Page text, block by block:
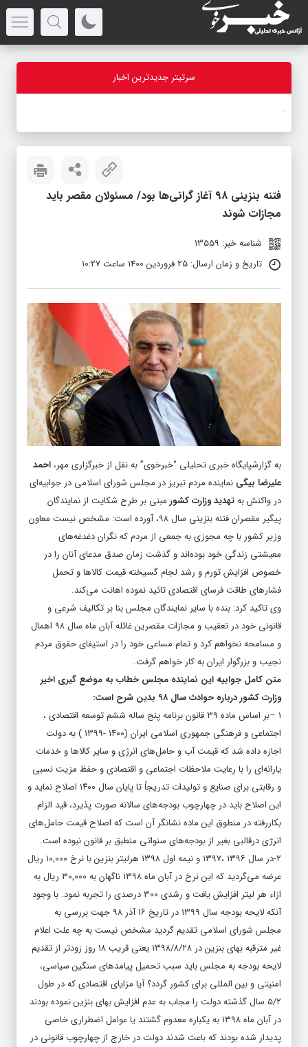
سرتیتر جدیدترین اخبار
با
فتنه بنزینی ۹۸ آغاز گرانی‌ها بود/ مسئولان مقصر باید
مجازات شوند
شناسه خبر: 13559
تاریخ و زمان ارسال: 25 فروردین 1400 ساعت 10:27
به گزارشپایگاه خبری تحلیلی “خبرخوی” به نقل از خبرگزاری مهر، احمد
علیرضا بیگی نماینده مردم تبریز در مجلس شورای اسلامی در جوابیه‌ای
در واکنش بهتهدید وزارت کشور مبنی بر طرح شکایت از نمایندگان
پیگیر مقصران فتنه بنزینی سال ۹۸، آورده است: مشخص نیست معاون
وزیر کشور با چه مجوزی به جمعی از مردم که نگران دغدغه‌های
معیشتی زندگی خود بوده‌اند و گذشت زمان صدق مدعای آنان را در
خصوص افزایش تورم و رشد لجام گسیخته قیمت کالاها و تحمل
فشارهای طاقت فرسای اقتصادی تائید نموده اهانت می‌کند.
وی تاکید کرد: بنده با سایر نمایندگان مجلس بنا بر تکالیف شرعی و
قانونی خود در تعقیب و مجازات مقصرین غائله آبان ماه سال ۹۸ اهمال
و مسامحه نخواهم کرد و تمام مساعی خود را در استیفای حقوق مردم
نجیب و بزرگوار ایران به کار خواهم گرفت.
متن کامل جوابیه این نماینده مجلس خطاب به موضع گیری اخیر
وزارت کشور درباره حوادث سال ۹۸ بدین شرح است:
۱ –بر اساس ماده ۳۹ قانون برنامه پنج ساله ششم توسعه اقتصادی ،
اجتماعی و فرهنگی جمهوری اسلامی ایران (۱۴۰۰ -۱۳۹۹ ) به دولت
اجازه داده شد که قیمت آب و حامل‌های انرژی و سایر کالاها و خدمات
یارانه‌ای را با رعایت ملاحظات اجتماعی و اقتصادی و حفظ مزیت نسبی
و رقابتی برای صنایع و تولیدات تدریجاً تا پایان سال ۱۴۰۰ اصلاح نماید و
این اصلاح باید در چهارچوب بودجه‌های سالانه صورت پذیرد، قید الزام
بکاررفته در منطوق این ماده نشانگر آن است که اصلاح قیمت حامل‌های
انرژی درقالبی بغیر از بودجه‌های سنواتی منطبق بر قانون نبوده است.
۲-در سال ۱۳۹۶ ،۱۳۹۷ و نیمه اول
۱۳۹۸ هرلیتر بنزین با نرخ ۱۰,۰۰۰ ریال
عرضه می‌گردید که این نرخ در آبان ماه۱۳۹۸ناگهان به ۳۰,۰۰۰ ریال به
ازاء هر لیتر افزایش یافت و رشدی ۳۰۰ درصدی را تجربه نمود. با وجود
آنکه لایحه بودجه سال ۱۳۹۹ در تاریخ ۱۶ آذر ۹۸ جهت بررسی به
مجلس شورای اسلامی تقدیم گردید مشخص نیست به چه علت اعلام
غیر مترقبه بهای بنزین در ۱۳۹۸/۸/۲۸ یعنی قریب ۱۸ روز زودتر از تقدیم
لایحه بودجه به مجلس باید سبب تحمیل پیامدهای سنگین سیاسی،
امنیتی و بین المللی برای کشور گردد؟ آیا مزایای اقتصادی که در طول
۵/۲ سال گذشته دولت را مجاب به عدم افزایش بهای بنزین نموده بودند
در آبان ماه۱۳۹۸به یکباره معدوم گشتند یا عوامل اضطراری خاصی
پدیدار شده بودند که باعث شدند دولت در خارج از چهارچوب قانونی در